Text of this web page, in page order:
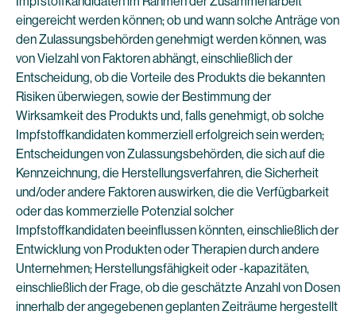
eingereicht werden können; ob und wann solche Anträge von
den Zulassungsbehörden genehmigt werden können, was
von Vielzahl von Faktoren abhängt, einschließlich der
Entscheidung, ob die Vorteile des Produkts die bekannten
Risiken überwiegen, sowie der Bestimmung der
Wirksamkeit des Produkts und, falls genehmigt, ob solche
Impfstoffkandidaten kommerziell erfolgreich sein werden;
Entscheidungen von Zulassungsbehörden, die sich auf die
Kennzeichnung, die Herstellungsverfahren, die Sicherheit
und/oder andere Faktoren auswirken, die die Verfügbarkeit
oder das kommerzielle Potenzial solcher
Impfstoffkandidaten beeinflussen könnten, einschließlich der
Entwicklung von Produkten oder Therapien durch andere
Unternehmen; Herstellungsfähigkeit oder -kapazitäten,
einschließlich der Frage, ob die geschätzte Anzahl von Dosen
innerhalb der angegebenen geplanten Zeiträume hergestellt